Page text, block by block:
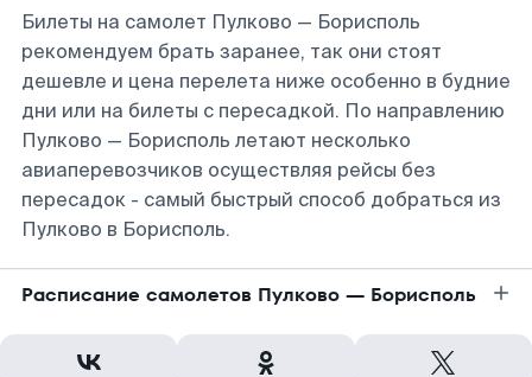
Билеты на самолет Пулково — Борисполь
рекомендуем брать заранее, так они стоят
дешевле и цена перелета ниже особенно в будние
дни или на билеты с пересадкой. По направлению
Пулково — Борисполь летают несколько
авиаперевозчиков осуществляя рейсы без
пересадок - самый быстрый способ добраться из
Пулково в Борисполь.
Расписание самолетов Пулково — Борисполь